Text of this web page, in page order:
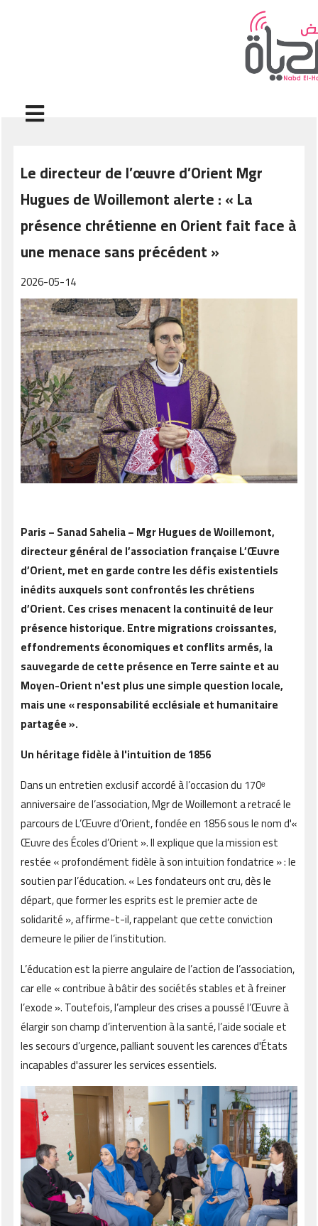
Le directeur de l’œuvre d’Orient Mgr
Hugues de Woillemont alerte : « La
présence chrétienne en Orient fait face à
une menace sans précédent »
2026-05-14
Paris – Sanad Sahelia – Mgr Hugues de Woillemont,
directeur général de l’association française L’Œuvre
d’Orient, met en garde contre les défis existentiels
inédits auxquels sont confrontés les chrétiens
d’Orient. Ces crises menacent la continuité de leur
présence historique. Entre migrations croissantes,
effondrements économiques et conflits armés, la
sauvegarde de cette présence en Terre sainte et au
Moyen-Orient n'est plus une simple question locale,
mais une « responsabilité ecclésiale et humanitaire
partagée ».
Un héritage fidèle à l'intuition de 1856
Dans un entretien exclusif accordé à l’occasion du 170ᵉ
anniversaire de l’association, Mgr de Woillemont a retracé le
parcours de L’Œuvre d’Orient, fondée en 1856 sous le nom d'«
Œuvre des Écoles d’Orient ». Il explique que la mission est
restée « profondément fidèle à son intuition fondatrice » : le
soutien par l’éducation. « Les fondateurs ont cru, dès le
départ, que former les esprits est le premier acte de
solidarité », affirme-t-il, rappelant que cette conviction
demeure le pilier de l’institution.
L’éducation est la pierre angulaire de l’action de l’association,
car elle « contribue à bâtir des sociétés stables et à freiner
l’exode ». Toutefois, l’ampleur des crises a poussé l’Œuvre à
élargir son champ d’intervention à la santé, l’aide sociale et
les secours d’urgence, palliant souvent les carences d'États
incapables d'assurer les services essentiels.